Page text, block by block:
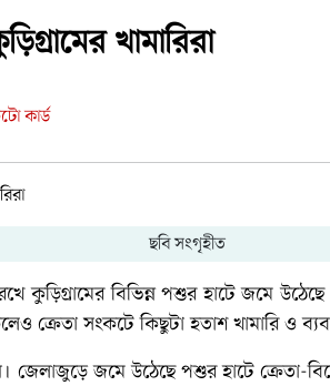
খামারিরা
কার্ড
ছবি সংগৃহীত
কুড়িগ্রামের বিভিন্ন পশুর হাটে জমে
ক্রেতা সংকটে কিছুটা হতাশ খামারি ও
জমে উঠেছে পশুর হাটে ক্রেতা-